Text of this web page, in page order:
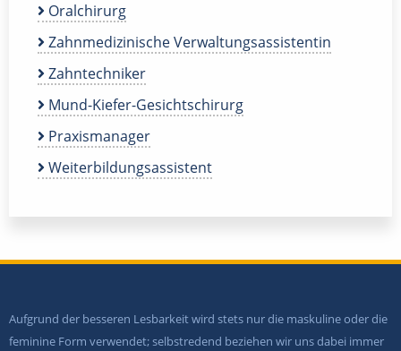
Oralchirurg
Zahnmedizinische Verwaltungsassistentin
Zahntechniker
Mund-Kiefer-Gesichtschirurg
Praxismanager
Weiterbildungsassistent
Aufgrund der besseren Lesbarkeit wird stets nur die maskuline oder die
feminine Form verwendet; selbstredend beziehen wir uns dabei immer